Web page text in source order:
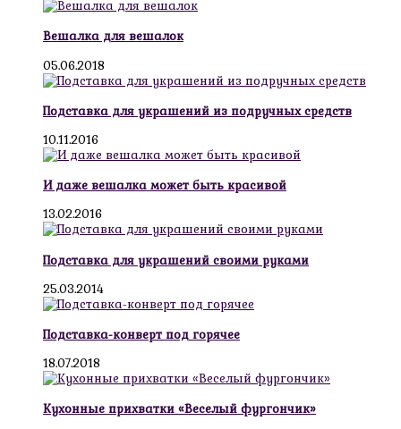
Вешалка для вешалок
05.06.2018
Подставка для украшений из подручных средств
10.11.2016
И даже вешалка может быть красивой
13.02.2016
Подставка для украшений своими руками
25.03.2014
Подставка-конверт под горячее
18.07.2018
Кухонные прихватки «Веселый фургончик»